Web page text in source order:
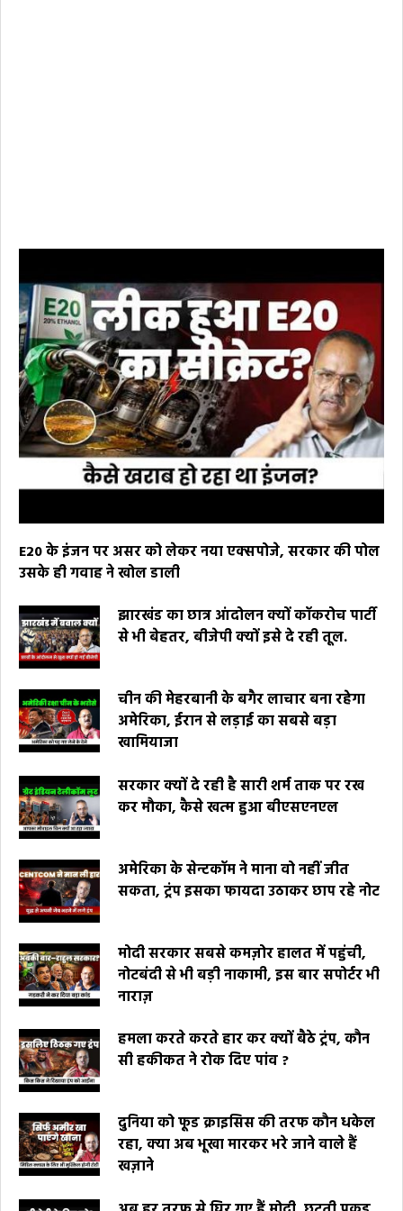
E20 के इंजन पर असर को लेकर नया एक्सपोजे, सरकार की पोल
उसके ही गवाह ने खोल डाली
झारखंड का छात्र आंदोलन क्यों कॉकरोच पार्टी
से भी बेहतर, बीजेपी क्यों इसे दे रही तूल.
चीन की मेहरबानी के बगैर लाचार बना रहेगा
अमेरिका, ईरान से लड़ाई का सबसे बड़ा
खामियाजा
सरकार क्यों दे रही है सारी शर्म ताक पर रख
कर मौका, कैसे खत्म हुआ बीएसएनएल
अमेरिका के सेन्टकॉम ने माना वो नहीं जीत
सकता, ट्रंप इसका फायदा उठाकर छाप रहे नोट
मोदी सरकार सबसे कमज़ोर हालत में पहुंची,
नोटबंदी से भी बड़ी नाकामी, इस बार सपोर्टर भी
नाराज़
हमला करते करते हार कर क्यों बैठे ट्रंप, कौन
सी हकीकत ने रोक दिए पांव ?
दुनिया को फूड क्राइसिस की तरफ कौन धकेल
रहा, क्या अब भूखा मारकर भरे जाने वाले हैं
खज़ाने